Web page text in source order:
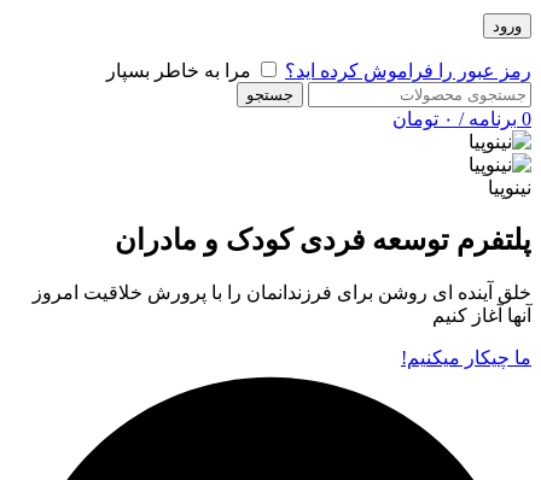
ورود
عبور را فراموش کرده اید؟ مرا به خاطر بسپار
جستجو
برنامه / ۰ تومان
توسعه فردی کودک و مادران
آینده ای روشن برای فرزندانمان را با پرورش خلاقیت امروز
آغاز کنیم
چیکار میکنیم!